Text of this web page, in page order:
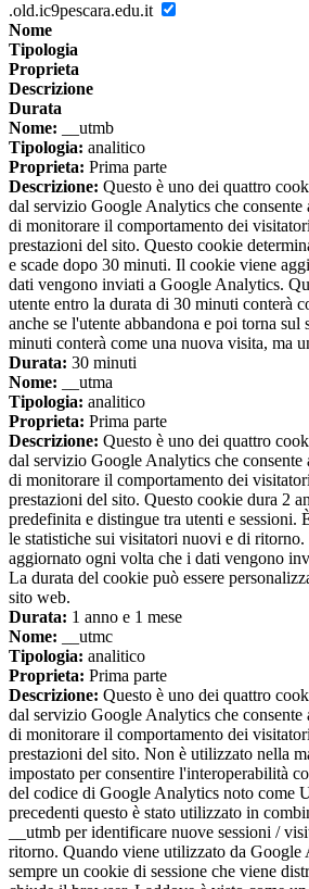
.old.ic9pescara.edu.it
Nome
Tipologia
Proprieta
Descrizione
Durata
Nome: __utmb
Tipologia: analitico
Proprieta: Prima parte
Descrizione: Questo è uno dei quattro
dal servizio Google Analytics che
di monitorare il comportamento dei
prestazioni del sito. Questo cookie
e scade dopo 30 minuti. Il cookie viene
dati vengono inviati a Google Analytics.
utente entro la durata di 30 minuti conterà
anche se l'utente abbandona e poi torna
minuti conterà come una nuova visita, ma
Durata: 30 minuti
Nome: __utma
Tipologia: analitico
Proprieta: Prima parte
Descrizione: Questo è uno dei quattro
dal servizio Google Analytics che
di monitorare il comportamento dei
prestazioni del sito. Questo cookie dura 2
predefinita e distingue tra utenti e sessioni.
le statistiche sui visitatori nuovi e di
aggiornato ogni volta che i dati vengono
La durata del cookie può essere
sito web.
Durata: 1 anno e 1 mese
Nome: __utmc
Tipologia: analitico
Proprieta: Prima parte
Descrizione: Questo è uno dei quattro
dal servizio Google Analytics che
di monitorare il comportamento dei
prestazioni del sito. Non è utilizzato nella
impostato per consentire l'interoperabilità
del codice di Google Analytics noto come
precedenti questo è stato utilizzato in
__utmb per identificare nuove sessioni /
ritorno. Quando viene utilizzato da Google
sempre un cookie di sessione che viene